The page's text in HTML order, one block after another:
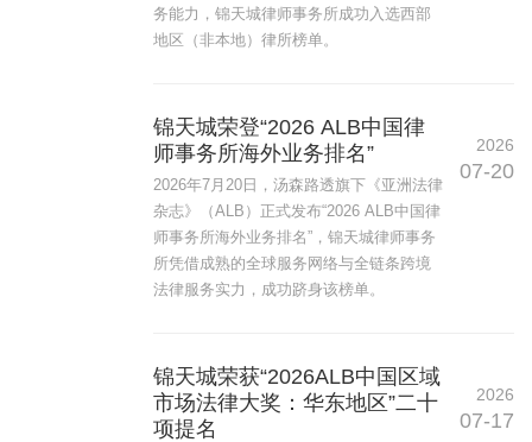
务能力，锦天城律师事务所成功入选西部
地区（非本地）律所榜单。
锦天城荣登“2026 ALB中国律
师事务所海外业务排名”
2026年7月20日，汤森路透旗下《亚洲法律
杂志》（ALB）正式发布“2026 ALB中国律
师事务所海外业务排名”，锦天城律师事务
所凭借成熟的全球服务网络与全链条跨境
法律服务实力，成功跻身该榜单。
2026
07-20
锦天城荣获“2026ALB中国区域
市场法律大奖：华东地区”二十
项提名
2026
07-17